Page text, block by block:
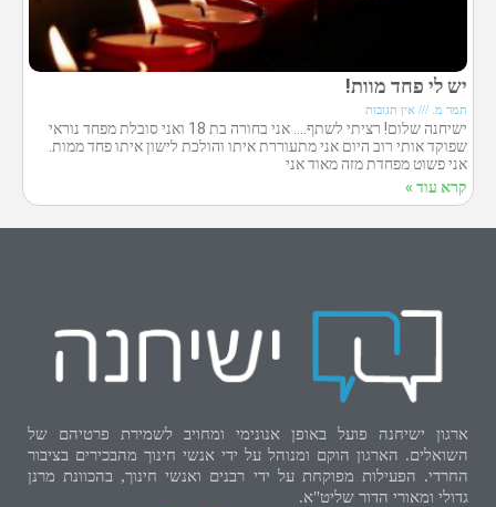
יש לי פחד מוות!
תמר מ. אין תגובות
ישיחנה שלום! רציתי לשתף…. אני בחורה בת 18 ואני סובלת מפחד נוראי
שפוקד אותי רוב היום אני מתעוררת איתו והולכת לישון איתו פחד ממות.
אני פשוט מפחדת מזה מאוד אני
קרא עוד »
ארגון ישיחנה פועל באופן אנונימי ומחויב לשמירת פרטיהם של
השואלים. הארגון הוקם ומנוהל על ידי אנשי חינוך מהבכירים בציבור
החרדי. הפעילות מפוקחת על ידי רבנים ואנשי חינוך, בהכוונת מרנן
גדולי ומאורי הדור שליט"א.